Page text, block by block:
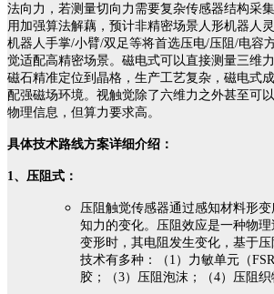
法向力，若测量切向力需要复杂传感器结构采
用加强算法解藕，预计非精密场景人形机器人
机器人手掌/小臂/双足等将首选压电/压阻/电容
觉适配高精密场景。磁电式可以直接测量三维
磁石精准定位到晶格，生产工艺复杂，磁电式
配强磁场环境。视触觉除了六维力之外甚至可
物理信息，但算力要求高。
具体技术路线方案详细介绍：
1、压阻式：
压阻触觉传感器通过感知材料形
知力的变化。压阻效应是一种物
变形时，其电阻发生变化，基于
技术有多种：（1）力敏单元（
胶；（3）压阻泡沫；（4）压阻织